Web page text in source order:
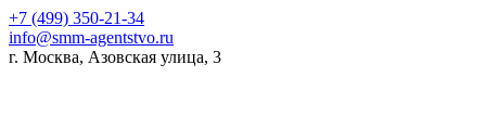
+7 (499) 350-21-34
info@smm-agentstvo.ru
г. Москва, Азовская улица, 3